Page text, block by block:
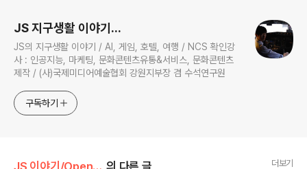
JS 지구생활 이야기...
JS의 지구생활 이야기 / AI, 게임, 호텔, 여행 / NCS 확인강
사 : 인공지능, 마케팅, 문화콘텐츠유통&서비스, 문화콘텐츠
제작 / (사)국제미디어예술협회 강원지부장 겸 수석연구원
구독하기
더보기